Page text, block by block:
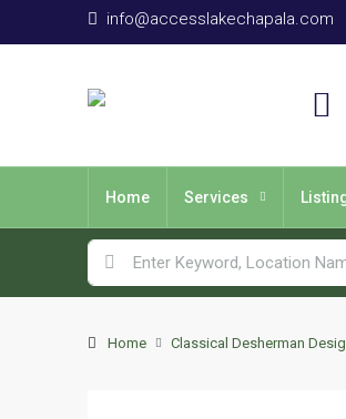
info@accesslakechapala.com
Home Services
Home Classical Desherman